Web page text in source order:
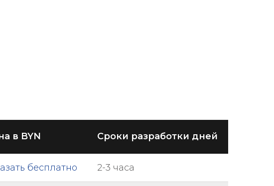
в BYN Сроки разработки дней
бесплатно 2-3 часа